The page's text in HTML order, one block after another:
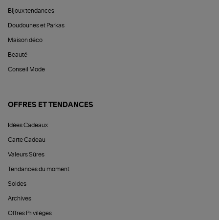
Bijoux tendances
Doudounes et Parkas
Maison déco
Beauté
Conseil Mode
OFFRES ET TENDANCES
Idées Cadeaux
Carte Cadeau
Valeurs Sûres
Tendances du moment
Soldes
Archives
Offres Privilèges